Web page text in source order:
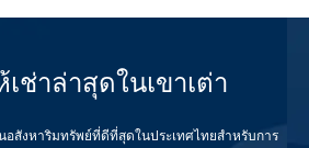
ช่าล่าสุดในเขาเต่า
อสังหาริมทรัพย์ที่ดีที่สุดในประเทศไทยสำหรับการ